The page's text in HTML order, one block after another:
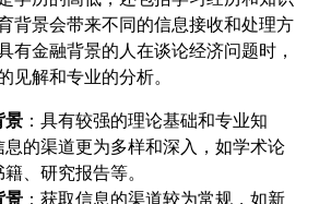
背景会带来不同的信息接收和处理方
有金融背景的人在谈论经济问题时，
见解和专业的分析。
景 ：具有较强的理论基础和专业知
息的渠道更为多样和深入，如学术论
、研究报告等。
景 ：获取信息的渠道较为常规，如新